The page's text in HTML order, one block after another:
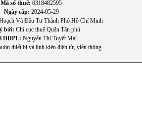
Mã số thuế: 0318482595
Ngày cấp: 2024-05-29
Và Đầu Tư Thành Phố Hồ Chí Minh
bởi: Chi cục thuế Quận Tân phú
ĐDPL: Nguyễn Thị Tuyết Mai
thiết bị và linh kiện điện tử, viễn thông